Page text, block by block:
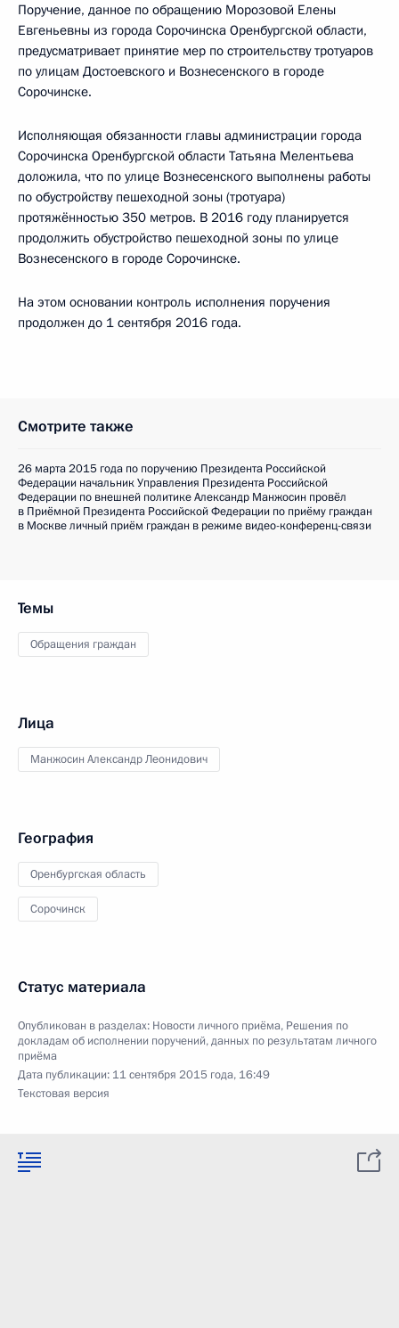
Поручение, данное по обращению Морозовой Елены
Евгеньевны из города Сорочинска Оренбургской области,
предусматривает принятие мер по строительству тротуаров
по улицам Достоевского и Вознесенского в городе
Сорочинске.
Исполняющая обязанности главы администрации города
Сорочинска Оренбургской области Татьяна Мелентьева
доложила, что по улице Вознесенского выполнены работы
по обустройству пешеходной зоны (тротуара)
протяжённостью 350 метров. В 2016 году планируется
продолжить обустройство пешеходной зоны по улице
Вознесенского в городе Сорочинске.
На этом основании контроль исполнения поручения
продолжен до 1 сентября 2016 года.
Смотрите также
26 марта 2015 года по поручению Президента Российской
Федерации начальник Управления Президента Российской
Федерации по внешней политике Александр Манжосин провёл
в Приёмной Президента Российской Федерации по приёму граждан
в Москве личный приём граждан в режиме видео-конференц-связи
Темы
Обращения граждан
Лица
Манжосин Александр Леонидович
География
Оренбургская область
Сорочинск
Статус материала
Опубликован в разделах: Новости личного приёма, Решения по
докладам об исполнении поручений, данных по результатам личного
приёма
Дата публикации: 11 сентября 2015 года, 16:49
Текстовая версия